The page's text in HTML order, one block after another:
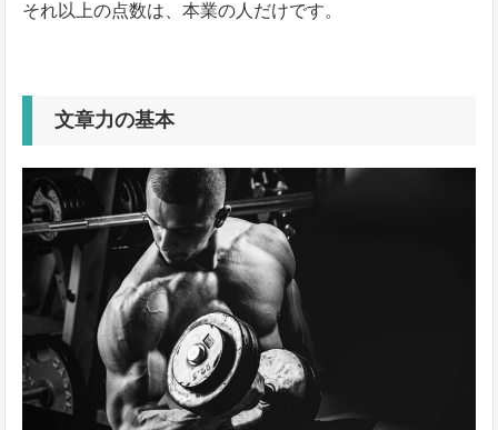
それ以上の点数は、本業の人だけです。
文章力の基本